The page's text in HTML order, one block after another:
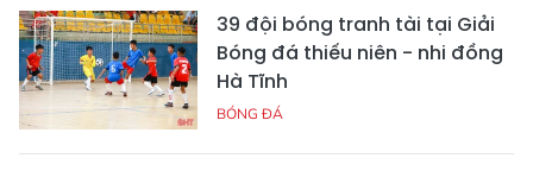
39 đội bóng tranh tài tại Giải
Bóng đá thiếu niên - nhi đồng
Hà Tĩnh
BÓNG ĐÁ